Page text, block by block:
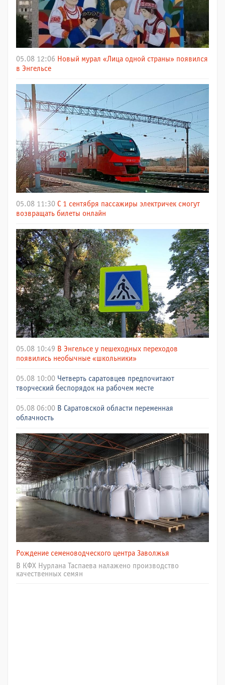
05.08 12:06 Новый мурал «Лица одной страны» появился
в Энгельсе
05.08 11:30 С 1 сентября пассажиры электричек смогут
возвращать билеты онлайн
05.08 10:49 В Энгельсе у пешеходных переходов
появились необычные «школьники»
05.08 10:00 Четверть саратовцев предпочитают
творческий беспорядок на рабочем месте
05.08 06:00 В Саратовской области переменная
облачность
Рождение семеноводческого центра Заволжья
В КФХ Нурлана Таспаева налажено производство
качественных семян